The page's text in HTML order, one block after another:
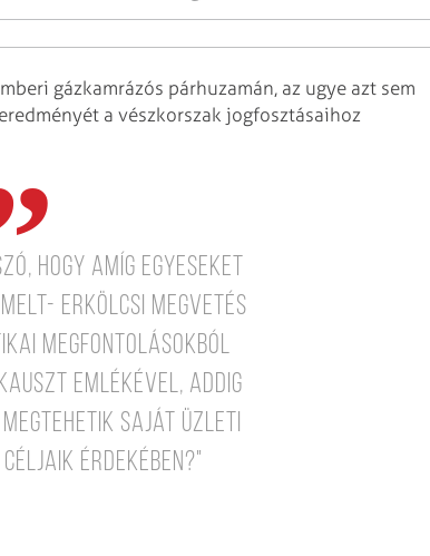
gázkamrázós párhuzamán, az ugye azt sem
a vészkorszak jogfosztásaihoz
hogy amíg egyeseket
erkölcsi megvetés
megfontolásokból
emlékével, addig
saját üzleti
érdekében?"